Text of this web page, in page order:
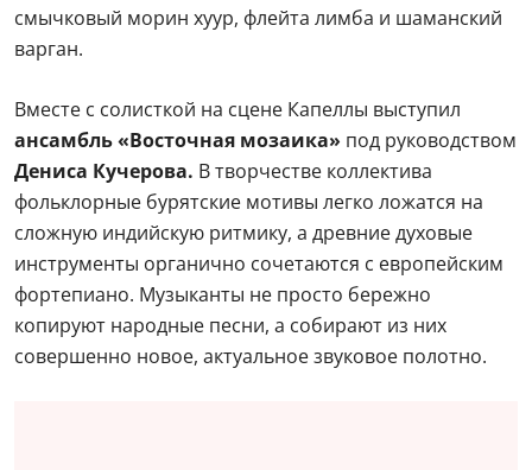
смычковый морин хуур, флейта лимба и шаманский
варган.
Вместе с солисткой на сцене Капеллы выступил
ансамбль «Восточная мозаика» под руководством
Дениса Кучерова. В творчестве коллектива
фольклорные бурятские мотивы легко ложатся на
сложную индийскую ритмику, а древние духовые
инструменты органично сочетаются с европейским
фортепиано. Музыканты не просто бережно
копируют народные песни, а собирают из них
совершенно новое, актуальное звуковое полотно.